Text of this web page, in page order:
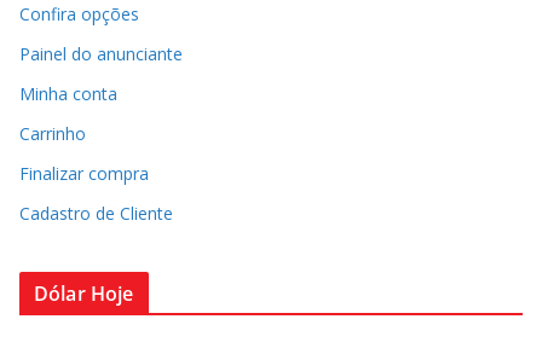
Confira opções
Painel do anunciante
Minha conta
Carrinho
Finalizar compra
Cadastro de Cliente
Dólar Hoje